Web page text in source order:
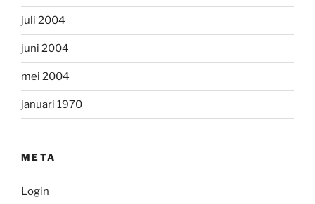
juli 2004
juni 2004
mei 2004
januari 1970
META
Login